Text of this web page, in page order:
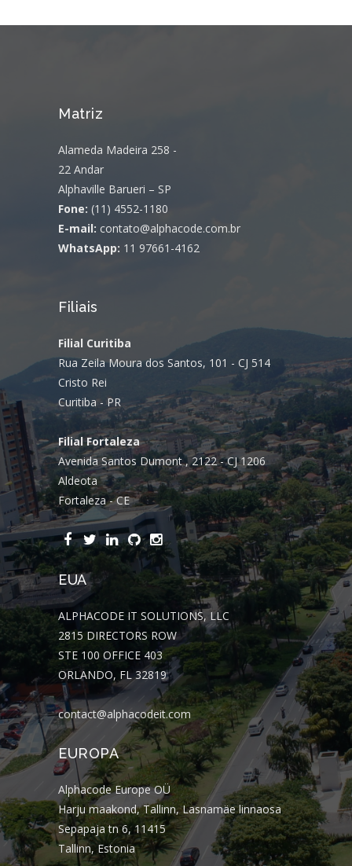
Matriz
Alameda Madeira 258 -
22 Andar
Alphaville Barueri – SP
Fone: (11) 4552-1180
E-mail: contato@alphacode.com.br
WhatsApp: 11 97661-4162
Filiais
Filial Curitiba
Rua Zeila Moura dos Santos, 101 - CJ 514
Cristo Rei
Curitiba - PR
Filial Fortaleza
Avenida Santos Dumont , 2122 - CJ 1206
Aldeota
Fortaleza - CE
EUA
ALPHACODE IT SOLUTIONS, LLC
2815 DIRECTORS ROW
STE 100 OFFICE 403
ORLANDO, FL 32819
contact@alphacodeit.com
EUROPA
Alphacode Europe OÜ
Harju maakond, Tallinn, Lasnamäe linnaosa
Sepapaja tn 6, 11415
Tallinn, Estonia